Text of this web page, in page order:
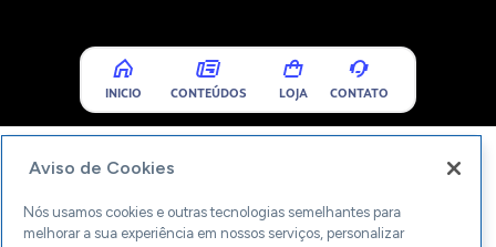
INICIO CONTEÚDOS LOJA CONTATO
Aviso de Cookies
Nós usamos cookies e outras tecnologias semelhantes para
melhorar a sua experiência em nossos serviços, personalizar